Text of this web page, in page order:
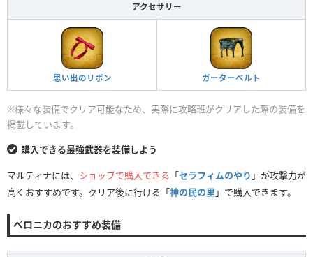
アクセサリー
思い出のリボン ガーターベルト
※様々な装備でクリア可能なため、実際に攻略班がクリアした際の装備を
掲載しています。
購入できる最強武器を装備しよう
マルティナには、 ショップで購入できる 「セラフィムのやり 」が攻撃力が
高くおすすめです。クリア後に行ける「神の民の里 」で購入できます。
ベロニカのおすすめ装備